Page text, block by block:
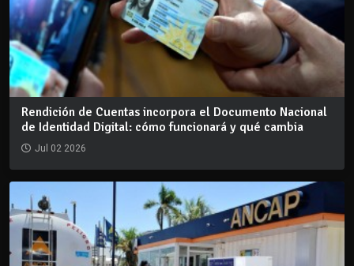
Rendición de Cuentas incorpora el Documento Nacional
de Identidad Digital: cómo funcionará y qué cambia
Jul 02 2026